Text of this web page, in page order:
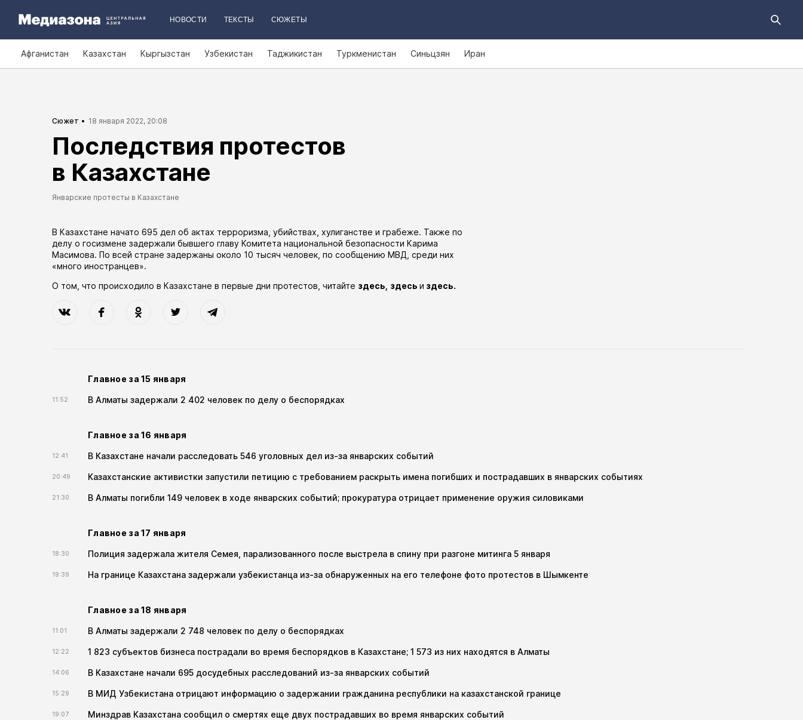
НОВОСТИ ТЕКСТЫ СЮЖЕТЫ
Афганистан Казахстан Кыргызстан Узбекистан Таджикистан Туркменистан Синьцзян Иран
Сюжет 18 января 2022, 20:08
Последствия протестов
в Казахстане
Январские протесты в Казахстане
В Казахстане начато 695 дел об актах терроризма, убийствах, хулиганстве и грабеже. Также по
делу о госизмене задержали бывшего главу Комитета национальной безопасности Карима
Масимова. По всей стране задержаны около 10 тысяч человек, по сообщению МВД, среди них
«много иностранцев».
О том, что происходило в Казахстане в первые дни протестов, читайте здесь, здесь и здесь.
Главное за 15 января
11:52 В Алматы задержали 2 402 человек по делу о беспорядках
Главное за 16 января
12:41 В Казахстане начали расследовать 546 уголовных дел из-за январских событий
20:49 Казахстанские активистки запустили петицию с требованием раскрыть имена погибших и пострадавших в январских событиях
21:30 В Алматы погибли 149 человек в ходе январских событий; прокуратура отрицает применение оружия силовиками
Главное за 17 января
18:30 Полиция задержала жителя Семея, парализованного после выстрела в спину при разгоне митинга 5 января
19:39 На границе Казахстана задержали узбекистанца из-за обнаруженных на его телефоне фото протестов в Шымкенте
Главное за 18 января
11:01 В Алматы задержали 2 748 человек по делу о беспорядках
12:22 1 823 субъектов бизнеса пострадали во время беспорядков в Казахстане; 1 573 из них находятся в Алматы
14:06 В Казахстане начали 695 досудебных расследований из-за январских событий
15:29 В МИД Узбекистана отрицают информацию о задержании гражданина республики на казахстанской границе
19:07 Минздрав Казахстана сообщил о смертях еще двух пострадавших во время январских событий